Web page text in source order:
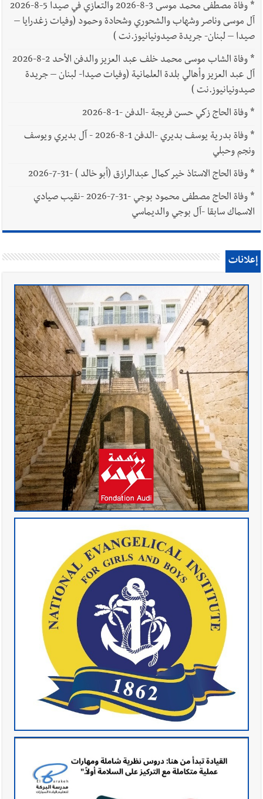
*
وفاة مصطفى محمد موسى 3-8-2026 والتعازي في صيدا 5-8-2026
آل موسى وناصر وشهاب والشحوري وشحادة وحمود (وفيات زغدرايا –
صيدا – لبنان- جريدة صيدونيانيوز.نت )
*
وفاة الشاب موسى محمد خلف عبد العزيز والدفن الأحد 2-8-2026
آل عبد العزيز وأهالي بلدة العلمانية (وفيات صيدا- لبنان – جريدة
صيدونيانيوز.نت )
*وفاة الحاج زكي حسن فريجة -الدفن -1-8-2026
*
وفاة بدرية يوسف بديري -الدفن 1-8-2026 - آل بديري ويوسف
ونجم وحبلي
*وفاة الحاج الاستاذ خير كمال عبدالرازق (أبو خالد ) -31-7-2026
*
وفاة الحاج مصطفى محمود بوجي -31-7-2026 -نقيب صيادي
الاسماك سابقا -آل بوجي والديماسي
إعلانات